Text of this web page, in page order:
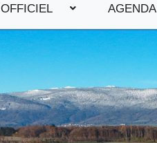
OFFICIEL AGENDA